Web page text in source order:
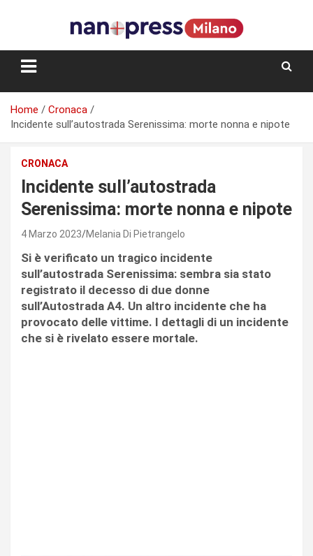
Storie e facce di una città
Home
Cronaca
Incidente sull’autostrada Serenissima: morte nonna e nipote
CRONACA
Incidente sull’autostrada
Serenissima: morte nonna e nipote
4 Marzo 2023 Melania Di Pietrangelo
Si è verificato un tragico incidente
sull’autostrada Serenissima: sembra sia stato
registrato il decesso di due donne
sull’Autostrada A4. Un altro incidente che ha
provocato delle vittime. I dettagli di un incidente
che si è rivelato essere mortale.